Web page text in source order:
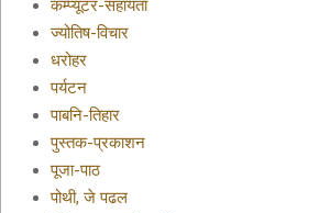
कम्प्यूटर-सहायता
ज्योतिष-विचार
धरोहर
पर्यटन
पाबनि-तिहार
पुस्तक-प्रकाशन
पूजा-पाठ
पोथी, जे पढल